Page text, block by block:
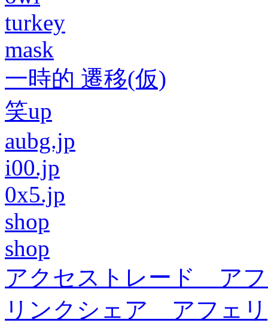
turkey
mask
一時的 遷移(仮)
笑up
aubg.jp
i00.jp
0x5.jp
shop
shop
アクセストレード ア
リンクシェア アフェリ